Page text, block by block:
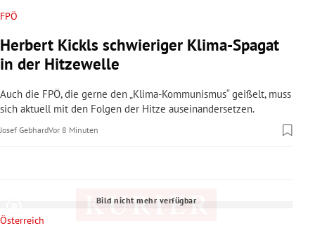
Untermenü
Untermenü
Untermenü
Untermenü
FPÖ
Herbert Kickls schwieriger Klima-Spagat
in der Hitzewelle
Auch die FPÖ, die gerne den „Klima-Kommunismus“ geißelt, muss
sich aktuell mit den Folgen der Hitze auseinandersetzen.
Josef GebhardVor 8 Minuten
Bild nicht mehr verfügbar
Österreich